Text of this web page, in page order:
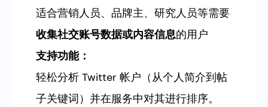
适合营销人员、品牌主、研究人员等需要
收集社交账号数据或内容信息的用户
支持功能：
轻松分析 Twitter 帐户（从个人简介到帖
子关键词）并在服务中对其进行排序。